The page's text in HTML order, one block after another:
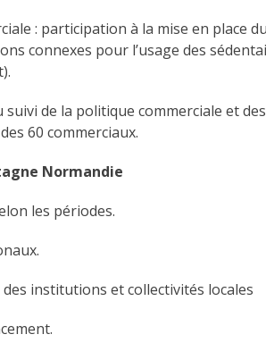
: participation à la mise en place
connexes pour l’usage des
de la politique commerciale et
60 commerciaux.
Normandie
les périodes.
institutions et collectivités locales